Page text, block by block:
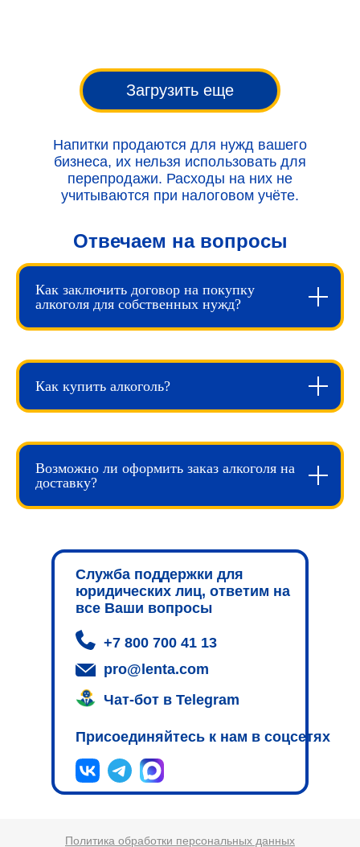
Загрузить еще
Напитки продаются для нужд вашего
бизнеса, их нельзя использовать для
перепродажи. Расходы на них не
учитываются при налоговом учёте.
Отвечаем на вопросы
Как заключить договор на покупку
алкоголя для собственных нужд?
Как купить алкоголь?
Возможно ли оформить заказ алкоголя на
доставку?
Присоединяйтесь к нам в соцсетях
Служба поддержки для
юридических лиц, ответим на
все Ваши вопросы
+7 800 700 41 13
pro@lenta.com
Чат-бот в Telegram
Политика обработки персональных данных